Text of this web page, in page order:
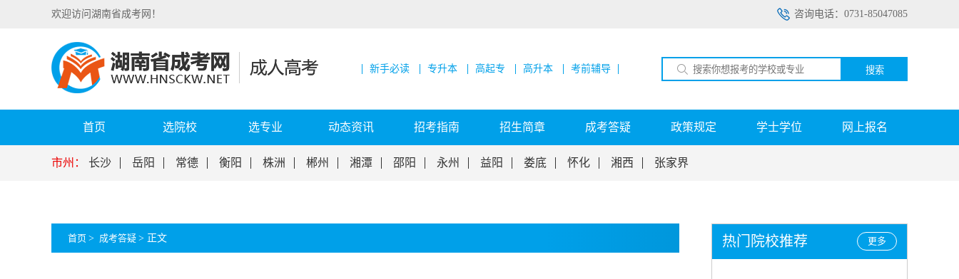
咨询电话：0731-85047085
欢迎访问湖南省成考网！
新手必读 专升本 高起专 高升本 考前辅导 搜索
首页 选院校 选专业 动态资讯 招考指南 招生简章 成考答疑 政策规定 学士学位 网上报名
市州： 长沙 岳阳 常德 衡阳 株洲 郴州 湘潭 邵阳 永州 益阳 娄底 怀化 湘西 张家界
首页 > 成考答疑 > 正文 更多
热门院校推荐